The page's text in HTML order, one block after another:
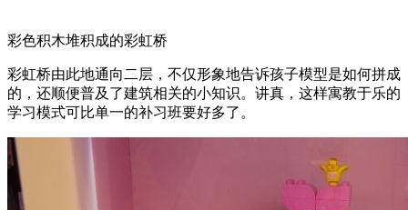
除此之外，在自选颗粒墙的下方还有一条通往二层的彩虹桥。